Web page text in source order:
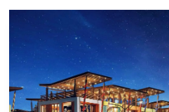
nhiều nhà đầu tư thông thái
cực lớn, cùng tính thanh khoản
Thông tin
shophouse khu
Trọng Tấn